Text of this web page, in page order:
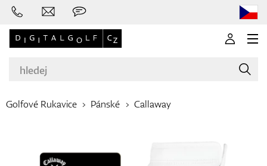
Golfové Rukavice Pánské Callaway